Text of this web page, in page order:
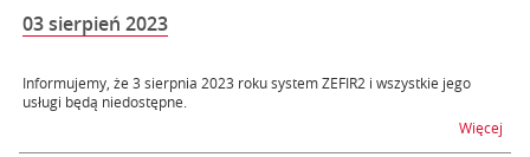
03 sierpień 2023
Informujemy, że 3 sierpnia 2023 roku system ZEFIR2 i wszystkie jego
usługi będą niedostępne.
Więcej